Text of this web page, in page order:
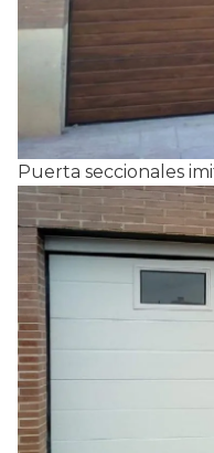
Puerta seccionales